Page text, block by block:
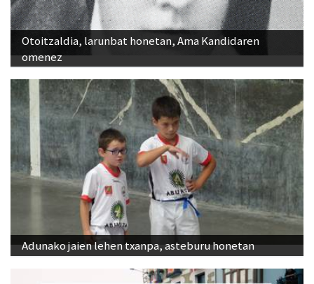
Otoitzaldia, larunbat honetan, Ama Kandidaren
omenez
Adunako jaien lehen txanpa, asteburu honetan